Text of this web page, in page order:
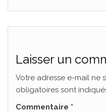
Laisser un
Votre adresse e-mail ne
obligatoires sont
Commentaire *